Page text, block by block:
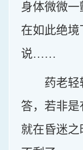
身体微微一
在如此绝
说……
药老轻
答，若非
就在昏迷